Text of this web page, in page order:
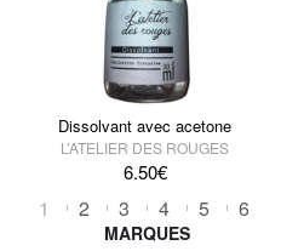
Dissolvant avec acetone
L’ATELIER DES ROUGES
6.50€
1 2 3 4 5 6
MARQUES